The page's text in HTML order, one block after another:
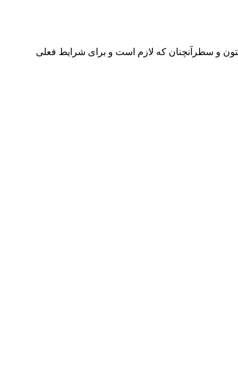
و سطرآنچنان که لازم است و برای شرایط فعلی